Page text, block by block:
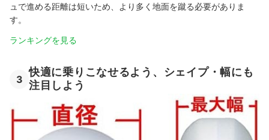
ュで進める距離は短いため、より多く地面を蹴る必要がありま
す。
ランキングを見る
3
快適に乗りこなせるよう、シェイプ・幅にも
注目しよう